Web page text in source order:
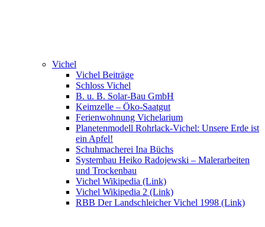
Vichel
Vichel Beiträge
Schloss Vichel
B. u. B. Solar-Bau GmbH
Keimzelle – Öko-Saatgut
Ferienwohnung Vichelarium
Planetenmodell Rohrlack-Vichel: Unsere Erde ist
ein Apfel!
Schuhmacherei Ina Büchs
Systembau Heiko Radojewski – Malerarbeiten
und Trockenbau
Vichel Wikipedia (Link)
Vichel Wikipedia 2 (Link)
RBB Der Landschleicher Vichel 1998 (Link)